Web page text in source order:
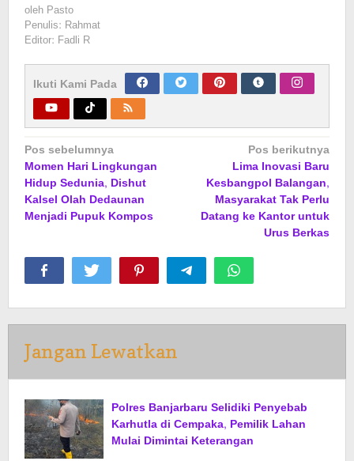
oleh Pasto
Penulis: Rahmat
Editor: Fadli R
Ikuti Kami Pada
Navigasi
pos
Pos sebelumnya
Momen Hari Lingkungan
Hidup Sedunia, Dishut
Kalsel Olah Dedaunan
Menjadi Pupuk Kompos
Pos berikutnya
Lima Inovasi Baru
Kesbangpol Balangan,
Masyarakat Tak Perlu
Datang ke Kantor untuk
Urus Berkas
Jangan Lewatkan
Polres Banjarbaru Selidiki Penyebab
Karhutla di Cempaka, Pemilik Lahan
Mulai Dimintai Keterangan